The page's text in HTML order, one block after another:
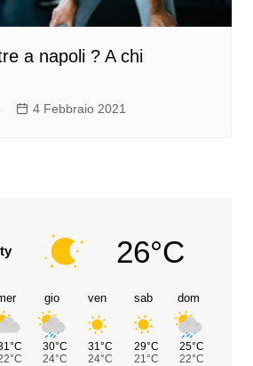
a napoli ? A chi
4 Febbraio 2021
26°C
gio
30°C
24°C
ven
31°C
24°C
sab
29°C
21°C
dom
25°C
22°C